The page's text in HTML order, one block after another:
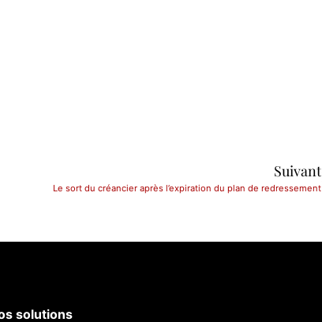
Suivant
Le sort du créancier après l’expiration du plan de redressement
solutions